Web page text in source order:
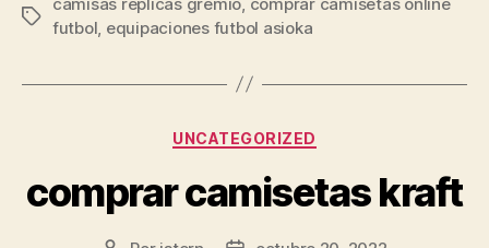
Etiquetas
futbol equipaciones futbol asioka
Categorías
UNCATEGORIZED
comprar camisetas kraft